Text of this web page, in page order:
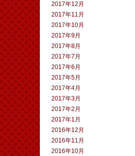
2017年12月
2017年11月
2017年10月
2017年9月
2017年8月
2017年7月
2017年6月
2017年5月
2017年4月
2017年3月
2017年2月
2017年1月
2016年12月
2016年11月
2016年10月